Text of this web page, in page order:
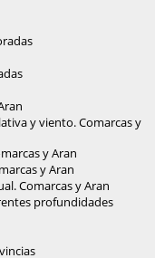
y viento. Comarcas y
y Aran
y Aran
Comarcas y Aran
profundidades